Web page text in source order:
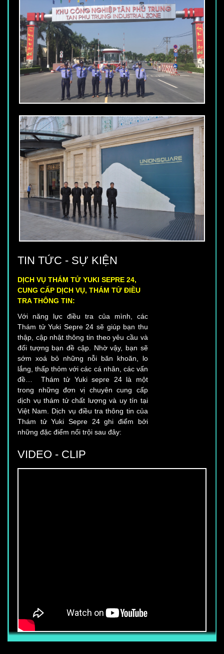
TIN TỨC - SỰ KIỆN
DỊCH VỤ THÁM TỬ YUKI SEPRE 24,
CUNG CẤP DỊCH VỤ, THÁM TỬ ĐIỀU
TRA THÔNG TIN:
Với năng lực điều tra của mình, các
Thám tử Yuki Sepre 24 sẽ giúp bạn thu
thập, cập nhật thông tin theo yêu cầu và
đối tượng bạn đề cập. Nhờ vậy, bạn sẽ
sớm xoá bỏ những nỗi băn khoăn, lo
lắng, thấp thỏm với các cá nhân, các vấn
đề… Thám tử Yuki sepre 24 là một
trong những đơn vị chuyên cung cấp
dịch vụ thám tử chất lượng và uy tín tại
Việt Nam. Dịch vụ điều tra thông tin của
Thám tử Yuki Sepre 24 ghi điểm bởi
những đặc điểm nổi trội sau đây:
Thu nhập chính thức từ : 6.800.000 vnđ
trở lên (Chưa bao gồm các phụ cấp
khác) Ngoài mức lương trên, nhân viên
VIDEO - CLIP